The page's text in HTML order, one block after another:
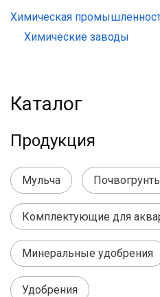
Химическая
Химические заводы
Каталог
Продукция
Мульча
Комплектующие для
Минеральные удобрения
Удобрения